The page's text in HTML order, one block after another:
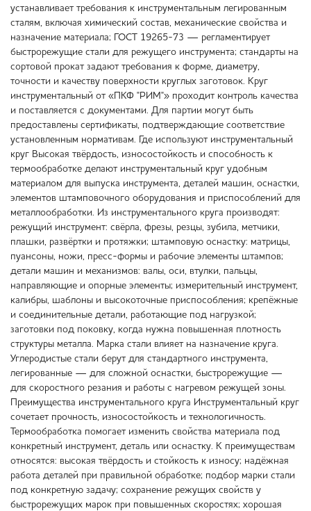
устанавливает требования к инструментальным легированным
сталям, включая химический состав, механические свойства и
назначение материала; ГОСТ 19265-73 — регламентирует
быстрорежущие стали для режущего инструмента; стандарты на
сортовой прокат задают требования к форме, диаметру,
точности и качеству поверхности круглых заготовок. Круг
инструментальный от «ПКФ "РИМ"» проходит контроль качества
и поставляется с документами. Для партии могут быть
предоставлены сертификаты, подтверждающие соответствие
установленным нормативам. Где используют инструментальный
круг Высокая твёрдость, износостойкость и способность к
термообработке делают инструментальный круг удобным
материалом для выпуска инструмента, деталей машин, оснастки,
элементов штамповочного оборудования и приспособлений для
металлообработки. Из инструментального круга производят:
режущий инструмент: свёрла, фрезы, резцы, зубила, метчики,
плашки, развёртки и протяжки; штамповую оснастку: матрицы,
пуансоны, ножи, пресс-формы и рабочие элементы штампов;
детали машин и механизмов: валы, оси, втулки, пальцы,
направляющие и опорные элементы; измерительный инструмент,
калибры, шаблоны и высокоточные приспособления; крепёжные
и соединительные детали, работающие под нагрузкой;
заготовки под поковку, когда нужна повышенная плотность
структуры металла. Марка стали влияет на назначение круга.
Углеродистые стали берут для стандартного инструмента,
легированные — для сложной оснастки, быстрорежущие —
для скоростного резания и работы с нагревом режущей зоны.
Преимущества инструментального круга Инструментальный круг
сочетает прочность, износостойкость и технологичность.
Термообработка помогает изменить свойства материала под
конкретный инструмент, деталь или оснастку. К преимуществам
относятся: высокая твёрдость и стойкость к износу; надёжная
работа деталей при правильной обработке; подбор марки стали
под конкретную задачу; сохранение режущих свойств у
быстрорежущих марок при повышенных скоростях; хорошая